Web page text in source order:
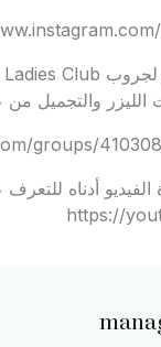
والتجميل من
groups/
أدناه
https://